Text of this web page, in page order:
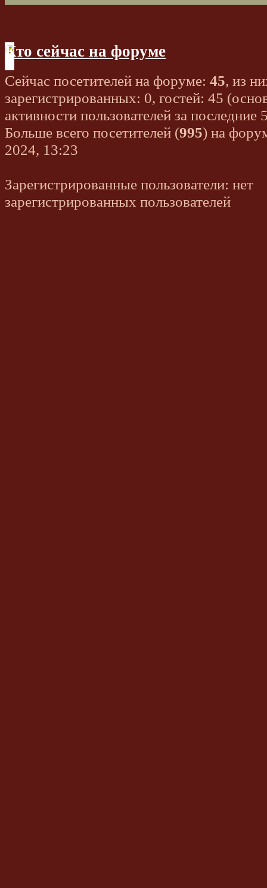
Кто сейчас на форуме
Сейчас посетителей на форуме: 45, из
зарегистрированных: 0, гостей: 45
активности пользователей за последние
Больше всего посетителей (995) на
2024, 13:23
Зарегистрированные пользователи: нет
зарегистрированных пользователей